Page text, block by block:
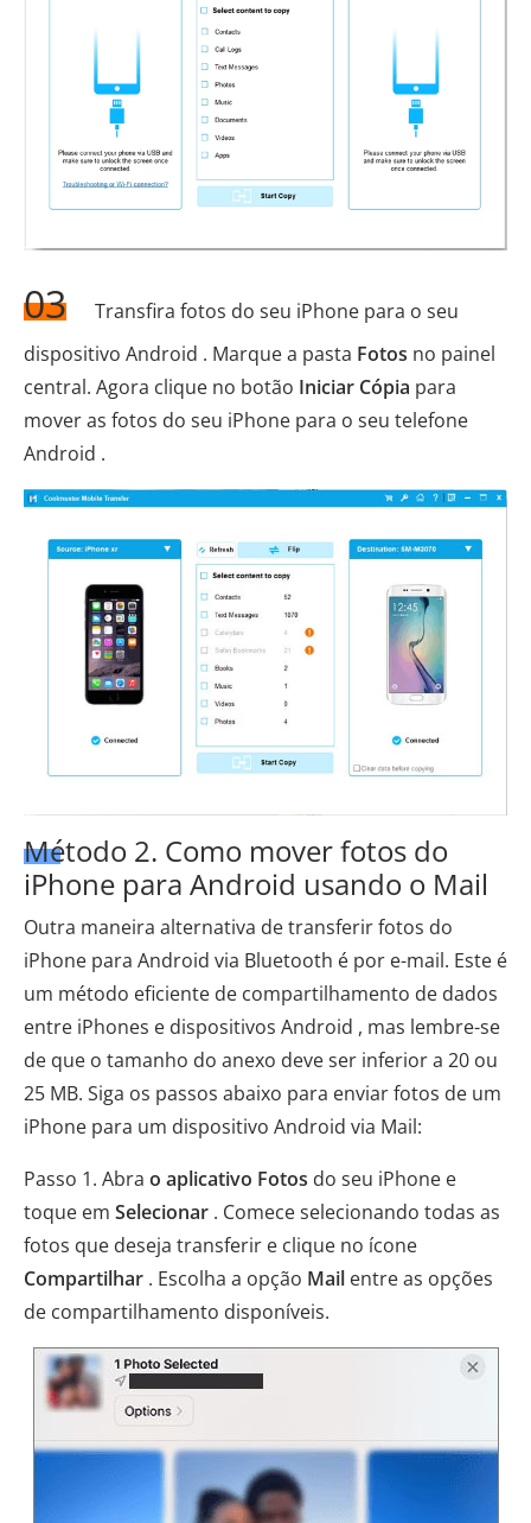
03
Transfira fotos do seu iPhone para o seu
dispositivo Android . Marque a pasta Fotos no painel
central. Agora clique no botão Iniciar Cópia para
mover as fotos do seu iPhone para o seu telefone
Android .
Método 2. Como mover fotos do
iPhone para Android usando o Mail
Outra maneira alternativa de transferir fotos do
iPhone para Android via Bluetooth é por e-mail. Este é
um método eficiente de compartilhamento de dados
entre iPhones e dispositivos Android , mas lembre-se
de que o tamanho do anexo deve ser inferior a 20 ou
25 MB. Siga os passos abaixo para enviar fotos de um
iPhone para um dispositivo Android via Mail:
Passo 1. Abra o aplicativo Fotos do seu iPhone e
toque em Selecionar . Comece selecionando todas as
fotos que deseja transferir e clique no ícone
Compartilhar . Escolha a opção Mail entre as opções
de compartilhamento disponíveis.